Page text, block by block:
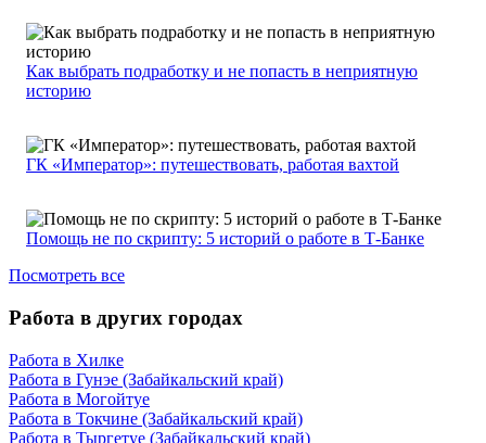
Как выбрать подработку и не попасть в неприятную
историю
ГК «Император»: путешествовать, работая вахтой
Помощь не по скрипту: 5 историй о работе в Т-Банке
Посмотреть все
Работа в других городах
Работа в Хилке
Работа в Гунэе (Забайкальский край)
Работа в Могойтуе
Работа в Токчине (Забайкальский край)
Работа в Тыргетуе (Забайкальский край)